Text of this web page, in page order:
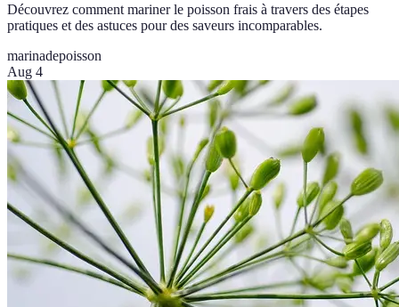
Découvrez comment mariner le poisson frais à travers des étapes
pratiques et des astuces pour des saveurs incomparables.
marinadepoisson
Aug 4